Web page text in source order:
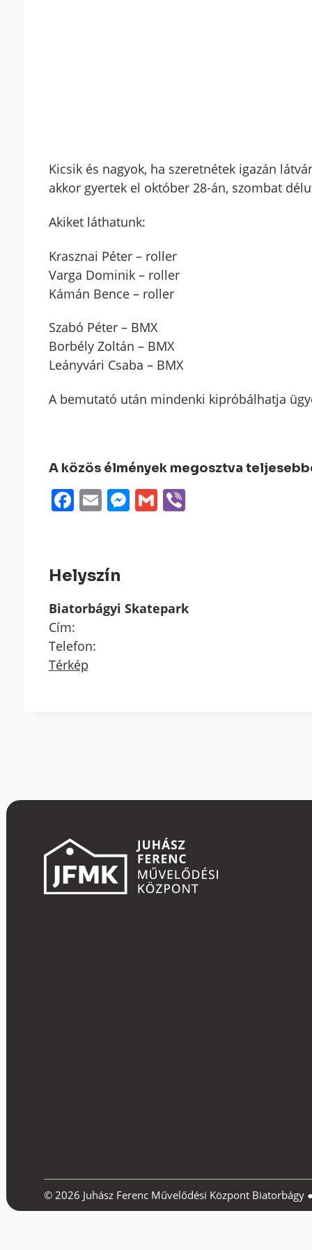
Kicsik és nagyok, ha szeretnétek igazán
akkor gyertek el október 28-án, szombat
Akiket láthatunk:
Krasznai Péter – roller
Varga Dominik – roller
Kámán Bence – roller
Szabó Péter – BMX
Borbély Zoltán – BMX
Leányvári Csaba – BMX
A bemutató után mindenki kipróbálhatja
A közös élmények megosztva
Facebook
EmailMessenger
GmailViber
Helyszín
Biatorbágyi Skatepark
Cím:
Telefon:
Térkép
© 2026 Juhász Ferenc Művelődési Központ Biatorbágy ●